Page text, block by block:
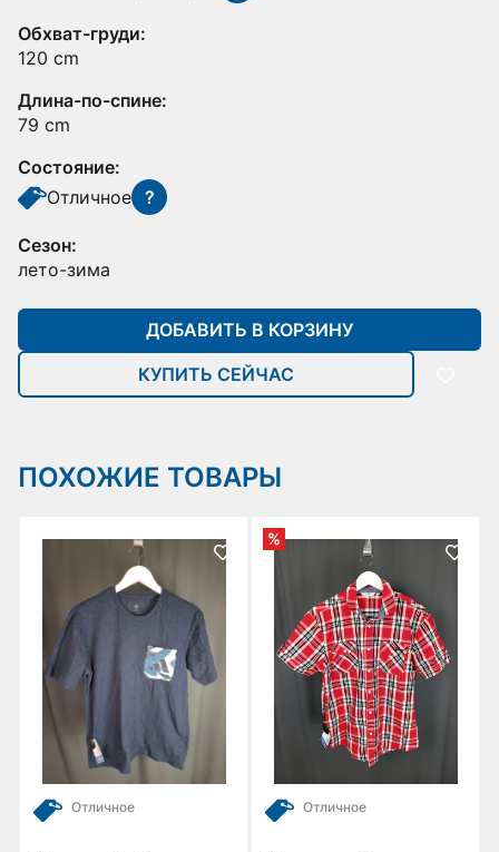
Обхват-груди:
120 cm
Длина-по-спине:
79 cm
Состояние:
Отличное ?
Сезон:
лето-зима
ДОБАВИТЬ В КОРЗИНУ
КУПИТЬ СЕЙЧАС
ПОХОЖИЕ ТОВАРЫ
Отличное
%
Отличное